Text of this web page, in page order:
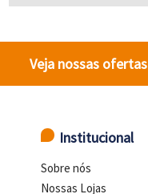
Veja nossas ofertas
Institucional
Sobre nós
Nossas Lojas